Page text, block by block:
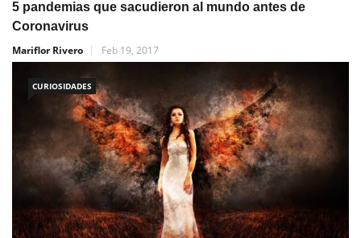
5 pandemias que sacudieron al mundo antes de
Coronavirus
Mariflor Rivero
Feb 19, 2017
CURIOSIDADES